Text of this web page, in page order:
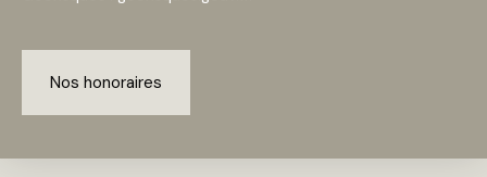
Nos honoraires